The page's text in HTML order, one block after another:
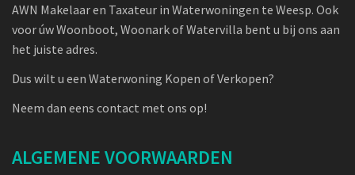
AWN Makelaar en Taxateur in Waterwoningen te Weesp. Ook
voor úw Woonboot, Woonark of Watervilla bent u bij ons aan
het juiste adres.
Dus wilt u een Waterwoning Kopen of Verkopen?
Neem dan eens contact met ons op!
ALGEMENE VOORWAARDEN